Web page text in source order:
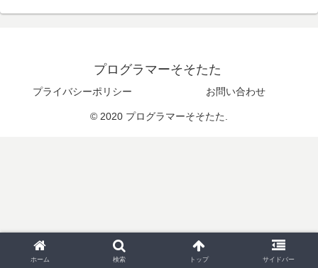
プログラマーそそたた
プライバシーポリシー お問い合わせ
© 2020 プログラマーそそたた.
ホーム 検索 トップ サイドバー